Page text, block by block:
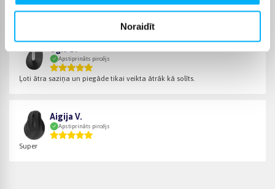
Noraidīt
Viss kārtībā
Apstiprināts pircējs
Ļoti ātra saziņa un piegāde tikai veikta ātrāk kā solīts.
Aigija V.
Apstiprināts pircējs
Super